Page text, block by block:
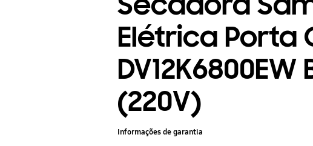
Elétrica Porta
(220V)
Informações de garantia